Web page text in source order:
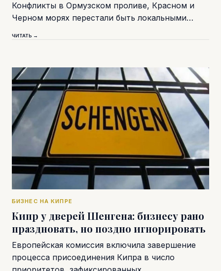
Конфликты в Ормузском проливе, Красном и
Черном морях перестали быть локальными…
ЧИТАТЬ →
БИЗНЕС НА КИПРЕ
Кипр у дверей Шенгена: бизнесу рано
праздновать, но поздно игнорировать
Европейская комиссия включила завершение
процесса присоединения Кипра в число